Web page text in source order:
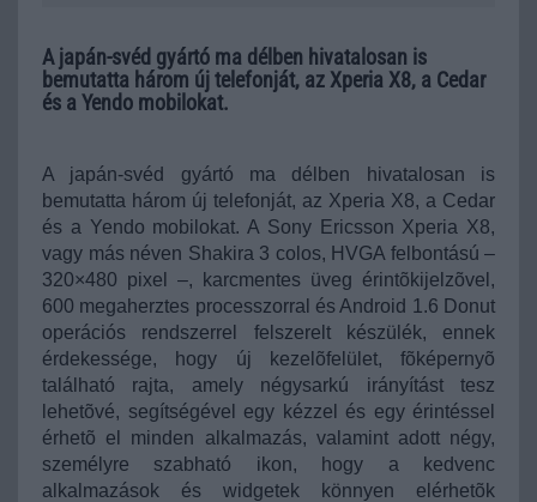
A japán-svéd gyártó ma délben hivatalosan is
bemutatta három új telefonját, az Xperia X8, a Cedar
és a Yendo mobilokat.
A japán-svéd gyártó ma délben hivatalosan is
bemutatta három új telefonját, az Xperia X8, a Cedar
és a Yendo mobilokat. A Sony Ericsson Xperia X8,
vagy más néven Shakira 3 colos, HVGA felbontású –
320×480 pixel –, karcmentes üveg érintõkijelzõvel,
600 megaherztes processzorral és Android 1.6 Donut
operációs rendszerrel felszerelt készülék, ennek
érdekessége, hogy új kezelõfelület, fõképernyõ
található rajta, amely négysarkú irányítást tesz
lehetõvé, segítségével egy kézzel és egy érintéssel
érhetõ el minden alkalmazás, valamint adott négy,
személyre szabható ikon, hogy a kedvenc
alkalmazások és widgetek könnyen elérhetõk